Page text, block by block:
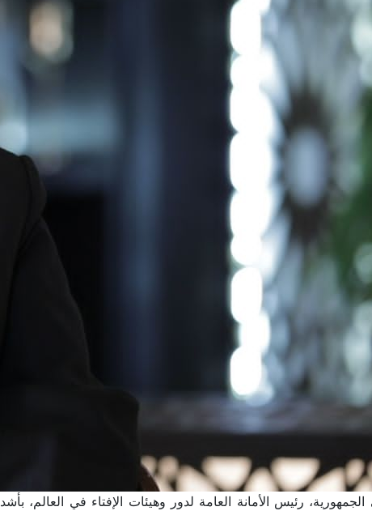
رئيس الأمانة العامة لدور وهيئات الإفتاء في العالم، بأشد